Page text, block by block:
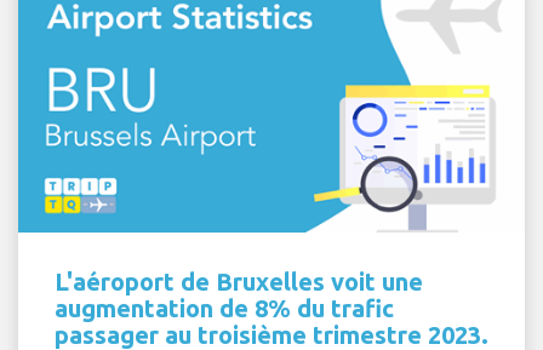
L'aéroport de Bruxelles voit une
augmentation de 8% du trafic
passager au troisième trimestre 2023.